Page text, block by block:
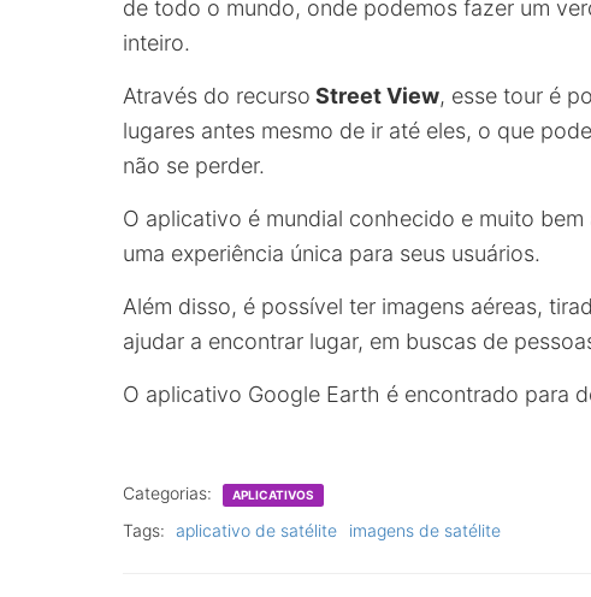
de todo o mundo, onde podemos fazer um
inteiro.
Através do recurso Street View, esse tour é
lugares antes mesmo de ir até eles, o que
não se perder.
O aplicativo é mundial conhecido e muito
uma experiência única para seus usuários.
Além disso, é possível ter imagens aéreas,
ajudar a encontrar lugar, em buscas de
O aplicativo Google Earth é encontrado para
Categorias: APLICATIVOS
Tags: aplicativo de satélite imagens de satélite